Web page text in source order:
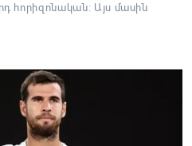
հորիզոնական: Այս մասին